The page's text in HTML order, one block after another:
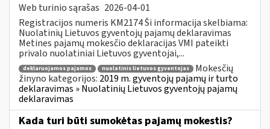
Web turinio sąrašas 2026-04-01
Registracijos numeris KM2174 Ši informacija skelbiama:
Nuolatinių Lietuvos gyventojų pajamų deklaravimas
Metines pajamų mokesčio deklaracijas VMI pateikti
privalo nuolatiniai Lietuvos gyventojai,...
deklaruojamos pajamos nuolatinis lietuvos gyventojas
Mokesčių
žinyno kategorijos: 2019 m. gyventojų pajamų ir turto
deklaravimas » Nuolatinių Lietuvos gyventojų pajamų
deklaravimas
Kada turi būti sumokėtas pajamų mokestis?